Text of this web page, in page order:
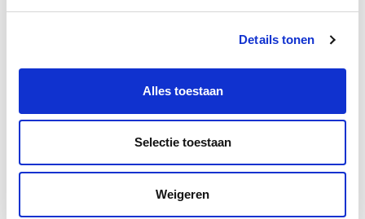
Details tonen
Alles toestaan
Selectie toestaan
Weigeren
nieuwe projecten.
Boeiend verhaal? Duik dan eens
in deze opleidingen:
Business Case voor Vastgoed- &
Projectontwikkeling
Start do